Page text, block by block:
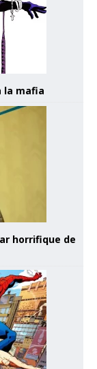
la mafia
horrifique de